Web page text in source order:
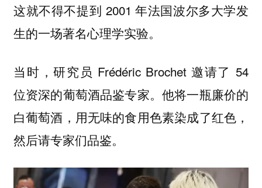
这就不得不提到 2001 年法国波尔多大学发
生的一场著名心理学实验。
当时，研究员 Frédéric Brochet 邀请了 54
位资深的葡萄酒品鉴专家。他将一瓶廉价的
白葡萄酒，用无味的食用色素染成了红色，
然后请专家们品鉴。